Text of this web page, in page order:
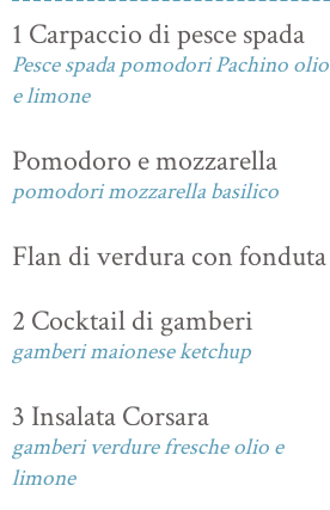
1 Carpaccio di pesce spada
Pesce spada pomodori Pachino olio
e limone
Pomodoro e mozzarella
pomodori mozzarella basilico
Flan di verdura con fonduta
2 Cocktail di gamberi
gamberi maionese ketchup
3 Insalata Corsara
gamberi verdure fresche olio e
limone